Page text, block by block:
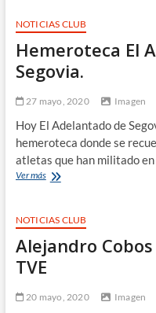
ESCUELA
DE
ATLETISMO
BLUME-
VELOX
NOTICIAS CLUB
Hemeroteca El
Segovia.
27 mayo, 2020 Imagen
Hoy El Adelantado de
hemeroteca donde se
atletas que han militado
Ver másHemeroteca
de
Segovia.
NOTICIAS CLUB
Alejandro
TVE
20 mayo, 2020 Imagen